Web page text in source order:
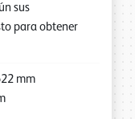
sus
para obtener
mm